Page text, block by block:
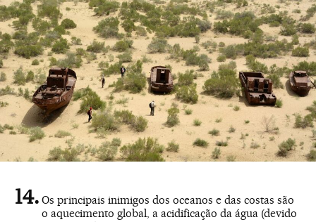
Os principais inimigos dos oceanos e das costas são
o aquecimento global, a acidificação da água (devido